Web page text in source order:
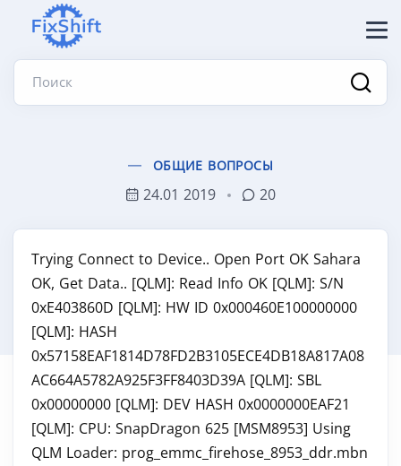
Поиск
ОБЩИЕ ВОПРОСЫ
24.01 2019 20
Trying Connect to Device.. Open Port OK Sahara
OK, Get Data.. [QLM]: Read Info OK [QLM]: S/N
0xE403860D [QLM]: HW ID 0x000460E100000000
[QLM]: HASH
0x57158EAF1814D78FD2B3105ECE4DB18A817A08
AC664A5782A925F3FF8403D39A [QLM]: SBL
0x00000000 [QLM]: DEV HASH 0x0000000EAF21
[QLM]: CPU: SnapDragon 625 [MSM8953] Using
QLM Loader: prog_emmc_firehose_8953_ddr.mbn